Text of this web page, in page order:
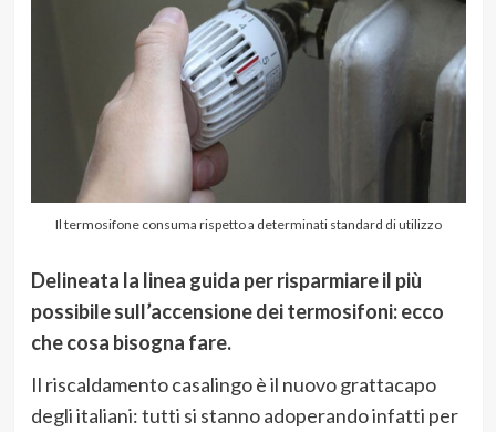
Il termosifone consuma rispetto a determinati standard di utilizzo
Delineata la linea guida per risparmiare il più
possibile sull’accensione dei termosifoni: ecco
che cosa bisogna fare.
Il riscaldamento casalingo è il nuovo grattacapo
degli italiani: tutti si stanno adoperando infatti per